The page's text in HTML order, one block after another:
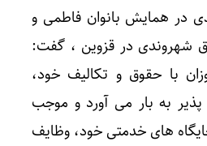
در همایش بانوان فاطمی و
شهروندی در قزوین ، گفت:
با حقوق و تکالیف خود،
به بار می آورد و موجب
های خدمتی خود، وظایف